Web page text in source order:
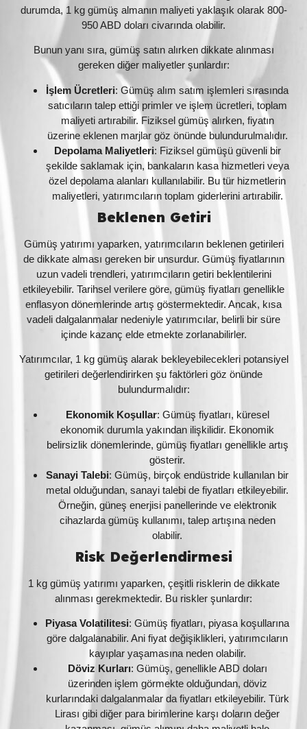
durumda, 1 kg gümüş almanın maliyeti yaklaşık olarak 800-
950 ABD doları civarında olabilir.
Bunun yanı sıra, gümüş satın alırken dikkate alınması
gereken diğer maliyetler şunlardır:
İşlem Ücretleri: Gümüş alım satım işlemleri sırasında
satıcıların talep ettiği primler ve işlem ücretleri, toplam
maliyeti artırabilir. Fiziksel gümüş alırken, fiyatın
üzerine eklenen marjlar göz önünde bulundurulmalıdır.
Depolama Maliyetleri: Fiziksel gümüşü güvenli bir
şekilde saklamak için, bankaların kasa hizmetleri veya
özel depolama alanları kullanılabilir. Bu tür hizmetlerin
maliyetleri, yatırımcıların toplam giderlerini artırabilir.
Beklenen Getiri
Gümüş yatırımı yaparken, yatırımcıların beklenen getirileri
de dikkate alması gereken bir unsurdur. Gümüş fiyatlarının
uzun vadeli trendleri, yatırımcıların getiri beklentilerini
etkileyebilir. Tarihsel verilere göre, gümüş fiyatları genellikle
enflasyon dönemlerinde artış göstermektedir. Ancak, kısa
vadeli dalgalanmalar nedeniyle yatırımcılar, belirli bir süre
içinde kazanç elde etmekte zorlanabilirler.
Yatırımcılar, 1 kg gümüş alarak bekleyebilecekleri potansiyel
getirileri değerlendirirken şu faktörleri göz önünde
bulundurmalıdır:
Ekonomik Koşullar: Gümüş fiyatları, küresel
ekonomik durumla yakından ilişkilidir. Ekonomik
belirsizlik dönemlerinde, gümüş fiyatları genellikle artış
gösterir.
Sanayi Talebi: Gümüş, birçok endüstride kullanılan bir
metal olduğundan, sanayi talebi de fiyatları etkileyebilir.
Örneğin, güneş enerjisi panellerinde ve elektronik
cihazlarda gümüş kullanımı, talep artışına neden
olabilir.
Risk Değerlendirmesi
1 kg gümüş yatırımı yaparken, çeşitli risklerin de dikkate
alınması gerekmektedir. Bu riskler şunlardır:
Piyasa Volatilitesi: Gümüş fiyatları, piyasa koşullarına
göre dalgalanabilir. Ani fiyat değişiklikleri, yatırımcıların
kayıplar yaşamasına neden olabilir.
Döviz Kurları: Gümüş, genellikle ABD doları
üzerinden işlem görmekte olduğundan, döviz
kurlarındaki dalgalanmalar da fiyatları etkileyebilir. Türk
Lirası gibi diğer para birimlerine karşı doların değer